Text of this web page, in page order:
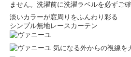
ません。洗濯前に洗濯ラベルを必ずご確
淡いカラーが窓周りをふんわり彩る
シンプル無地レースカーテン
気になる外からの視線を